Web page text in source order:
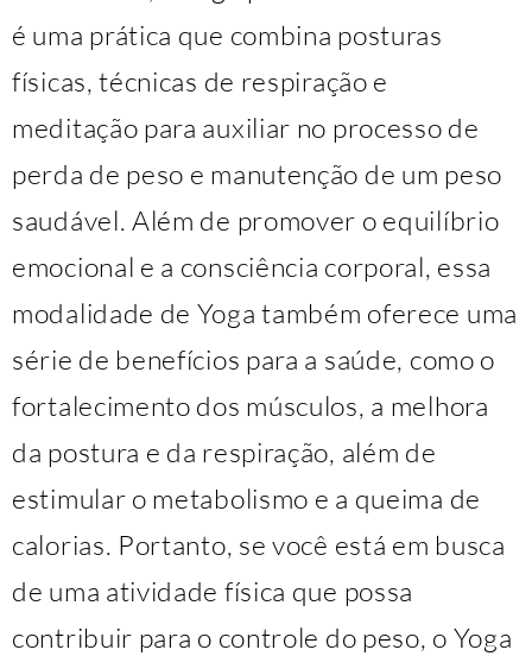
é uma prática que combina posturas
físicas, técnicas de respiração e
meditação para auxiliar no processo de
perda de peso e manutenção de um peso
saudável. Além de promover o equilíbrio
emocional e a consciência corporal, essa
modalidade de Yoga também oferece uma
série de benefícios para a saúde, como o
fortalecimento dos músculos, a melhora
da postura e da respiração, além de
estimular o metabolismo e a queima de
calorias. Portanto, se você está em busca
de uma atividade física que possa
contribuir para o controle do peso, o Yoga